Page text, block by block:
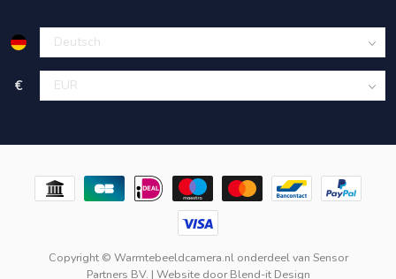
€
Copyright © Warmtebeeldcamera.nl onderdeel van Sensor
Partners BV. | Website doorBlend-it Design